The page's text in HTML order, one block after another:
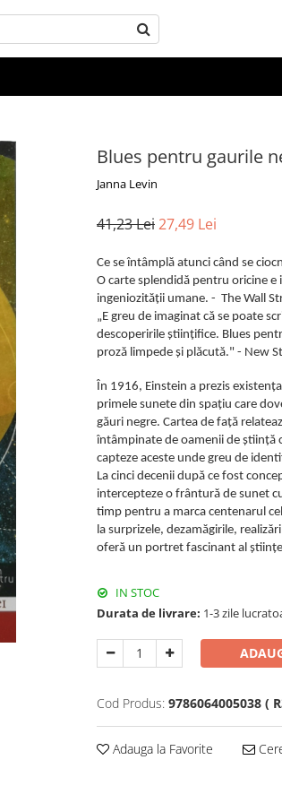
Blues pentru gaurile
Janna Levin
41,23 Lei27,49 Lei
Ce se întâmplă atunci când se
O carte splendidă pentru oricine
ingeniozității umane. - The Wall
„E greu de imaginat că se poate
descoperirile științifice. Blues
proză limpede și plăcută." - New
În 1916, Einstein a prezis
primele sunete din spațiu care
găuri negre. Cartea de față
întâmpinate de oamenii de știință
capteze aceste unde greu de
La cinci decenii după ce fost
intercepteze o frântură de sunet
timp pentru a marca centenarul
la surprizele, dezamăgirile,
oferă un portret fascinant al
IN STOC
Durata de livrare: 1-3 zile
Cod Produs: 9786064005038 (
Adauga la Favorite